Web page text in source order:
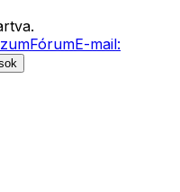
FórumE-mail: